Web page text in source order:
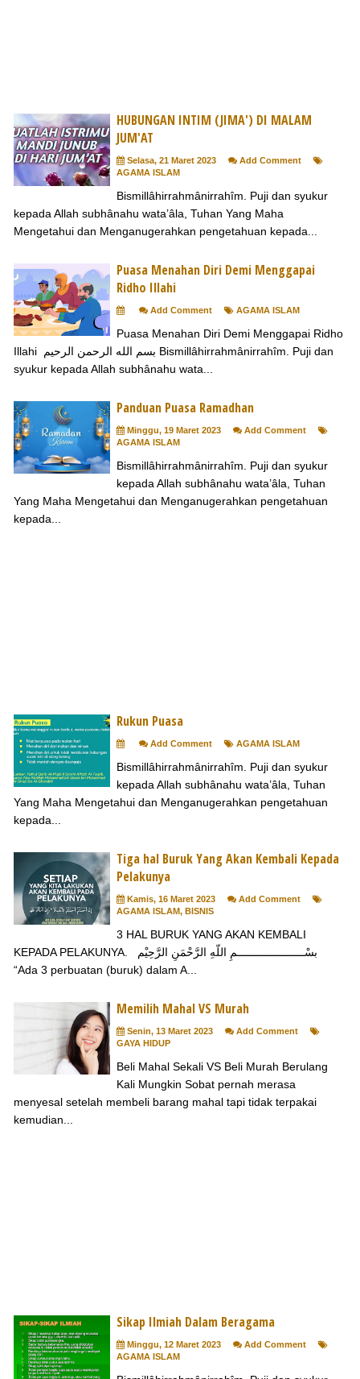
HUBUNGAN INTIM (JIMA') DI MALAM
JUM'AT
Selasa, 21 Maret 2023
Add Comment
AGAMA ISLAM
Bismillâhirrahmânirrahîm. Puji dan syukur
kepada Allah subhânahu wata’âla, Tuhan Yang Maha
Mengetahui dan Menganugerahkan pengetahuan kepada...
Puasa Menahan Diri Demi Menggapai
Ridho Illahi
Add Comment AGAMA ISLAM
Puasa Menahan Diri Demi Menggapai Ridho
Illahi بسم الله الرحمن الرحيم Bismillâhirrahmânirrahîm. Puji dan
syukur kepada Allah subhânahu wata...
Panduan Puasa Ramadhan
Minggu, 19 Maret 2023
Add Comment
AGAMA ISLAM
Bismillâhirrahmânirrahîm. Puji dan syukur
kepada Allah subhânahu wata’âla, Tuhan
Yang Maha Mengetahui dan Menganugerahkan pengetahuan
kepada...
Rukun Puasa
Add Comment AGAMA ISLAM
Bismillâhirrahmânirrahîm. Puji dan syukur
kepada Allah subhânahu wata’âla, Tuhan
Yang Maha Mengetahui dan Menganugerahkan pengetahuan
kepada...
Tiga hal Buruk Yang Akan Kembali Kepada
Pelakunya
Kamis, 16 Maret 2023
Add Comment
AGAMA ISLAM, BISNIS
3 HAL BURUK YANG AKAN KEMBALI
KEPADA PELAKUNYA. بسْـــــــــــــــــــــمِ اللّهِ الرَّحْمَنِ الرَّحِيْم
“Ada 3 perbuatan (buruk) dalam A...
Memilih Mahal VS Murah
Senin, 13 Maret 2023
Add Comment
GAYA HIDUP
Beli Mahal Sekali VS Beli Murah Berulang
Kali Mungkin Sobat pernah merasa
menyesal setelah membeli barang mahal tapi tidak terpakai
kemudian...
Sikap Ilmiah Dalam Beragama
Minggu, 12 Maret 2023
Add Comment
AGAMA ISLAM